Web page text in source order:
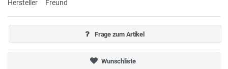
Hersteller
Freund
Frage zum Artikel
Wunschliste